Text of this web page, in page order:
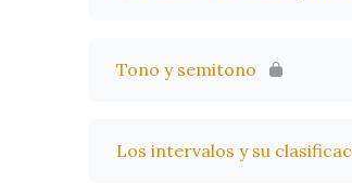
Tono y semitono
Los intervalos y su